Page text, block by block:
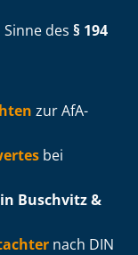
Sinne des § 194
zur AfA-
bei
in Buschvitz &
nach DIN